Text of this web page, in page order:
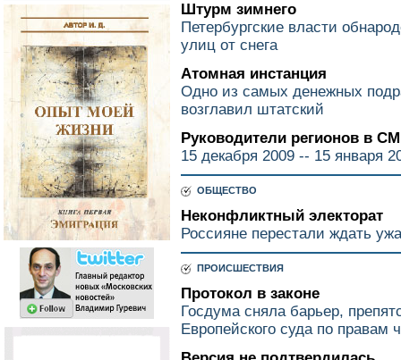
Штурм зимнего
Петербургские власти
улиц от снега
Атомная инстанция
Одно из самых денежных
возглавил штатский
Руководители регионов в
15 декабря 2009 -- 15 января
ОБЩЕСТВО
Неконфликтный электорат
Россияне перестали ждать
ПРОИСШЕСТВИЯ
Протокол в законе
Госдума сняла барьер,
Европейского суда по правам